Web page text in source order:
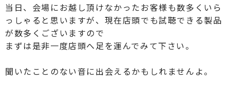
当日、会場にお越し頂けなかったお客様も数多くいら
っしゃると思いますが、現在店頭でも試聴できる製品
が数多くございますので
まずは是非一度店頭へ足を運んでみて下さい。
聞いたことのない音に出会えるかもしれませんよ。